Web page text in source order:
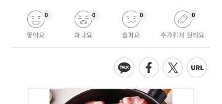
좋아요
0
화나요
0
슬퍼요
0
추가취재 원해요
0